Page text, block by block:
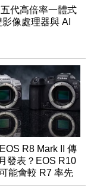
代高倍率一體式
像處理器與 AI
R8 Mark II 傳
發表？EOS R10
能會較 R7 率先